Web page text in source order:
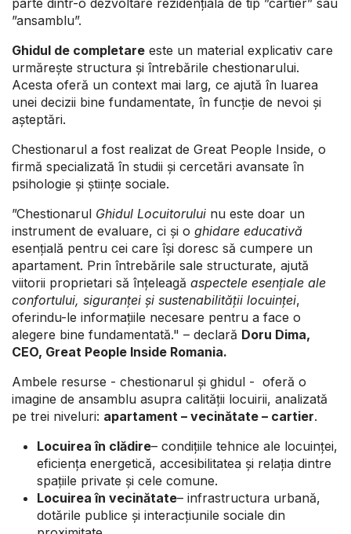
parte dintr-o dezvoltare rezidențială de tip ”cartier” sau
”ansamblu”.
Ghidul de completare este un material explicativ care
urmărește structura și întrebările chestionarului.
Acesta oferă un context mai larg, ce ajută în luarea
unei decizii bine fundamentate, în funcție de nevoi și
așteptări.
Chestionarul a fost realizat de Great People Inside, o
firmă specializată în studii și cercetări avansate în
psihologie și științe sociale.
”Chestionarul Ghidul Locuitorului nu este doar un
instrument de evaluare, ci și o ghidare educativă
esențială pentru cei care își doresc să cumpere un
apartament. Prin întrebările sale structurate, ajută
viitorii proprietari să înțeleagă aspectele esențiale ale
confortului, siguranței și sustenabilității locuinței,
oferindu-le informațiile necesare pentru a face o
alegere bine fundamentată." – declară Doru Dima,
CEO, Great People Inside Romania.
Ambele resurse - chestionarul și ghidul - oferă o
imagine de ansamblu asupra calității locuirii, analizată
pe trei niveluri: apartament – vecinătate – cartier.
Locuirea în clădire– condițiile tehnice ale locuinței,
eficiența energetică, accesibilitatea și relația dintre
spațiile private și cele comune.
Locuirea în vecinătate– infrastructura urbană,
dotările publice și interacțiunile sociale din